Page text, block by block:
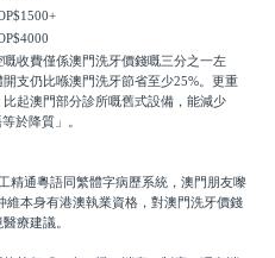
收費僅係澳門洗牙價錢嘅三分之一左
支仍比喺澳門洗牙節省至少25%。更重
起澳門部分診所嘅舊式設備，能減少
於降質」。
精通粵語同繁體字病歷系統，澳門朋友嚟
維本身有港澳執業資格，對澳門洗牙價錢
療建議。